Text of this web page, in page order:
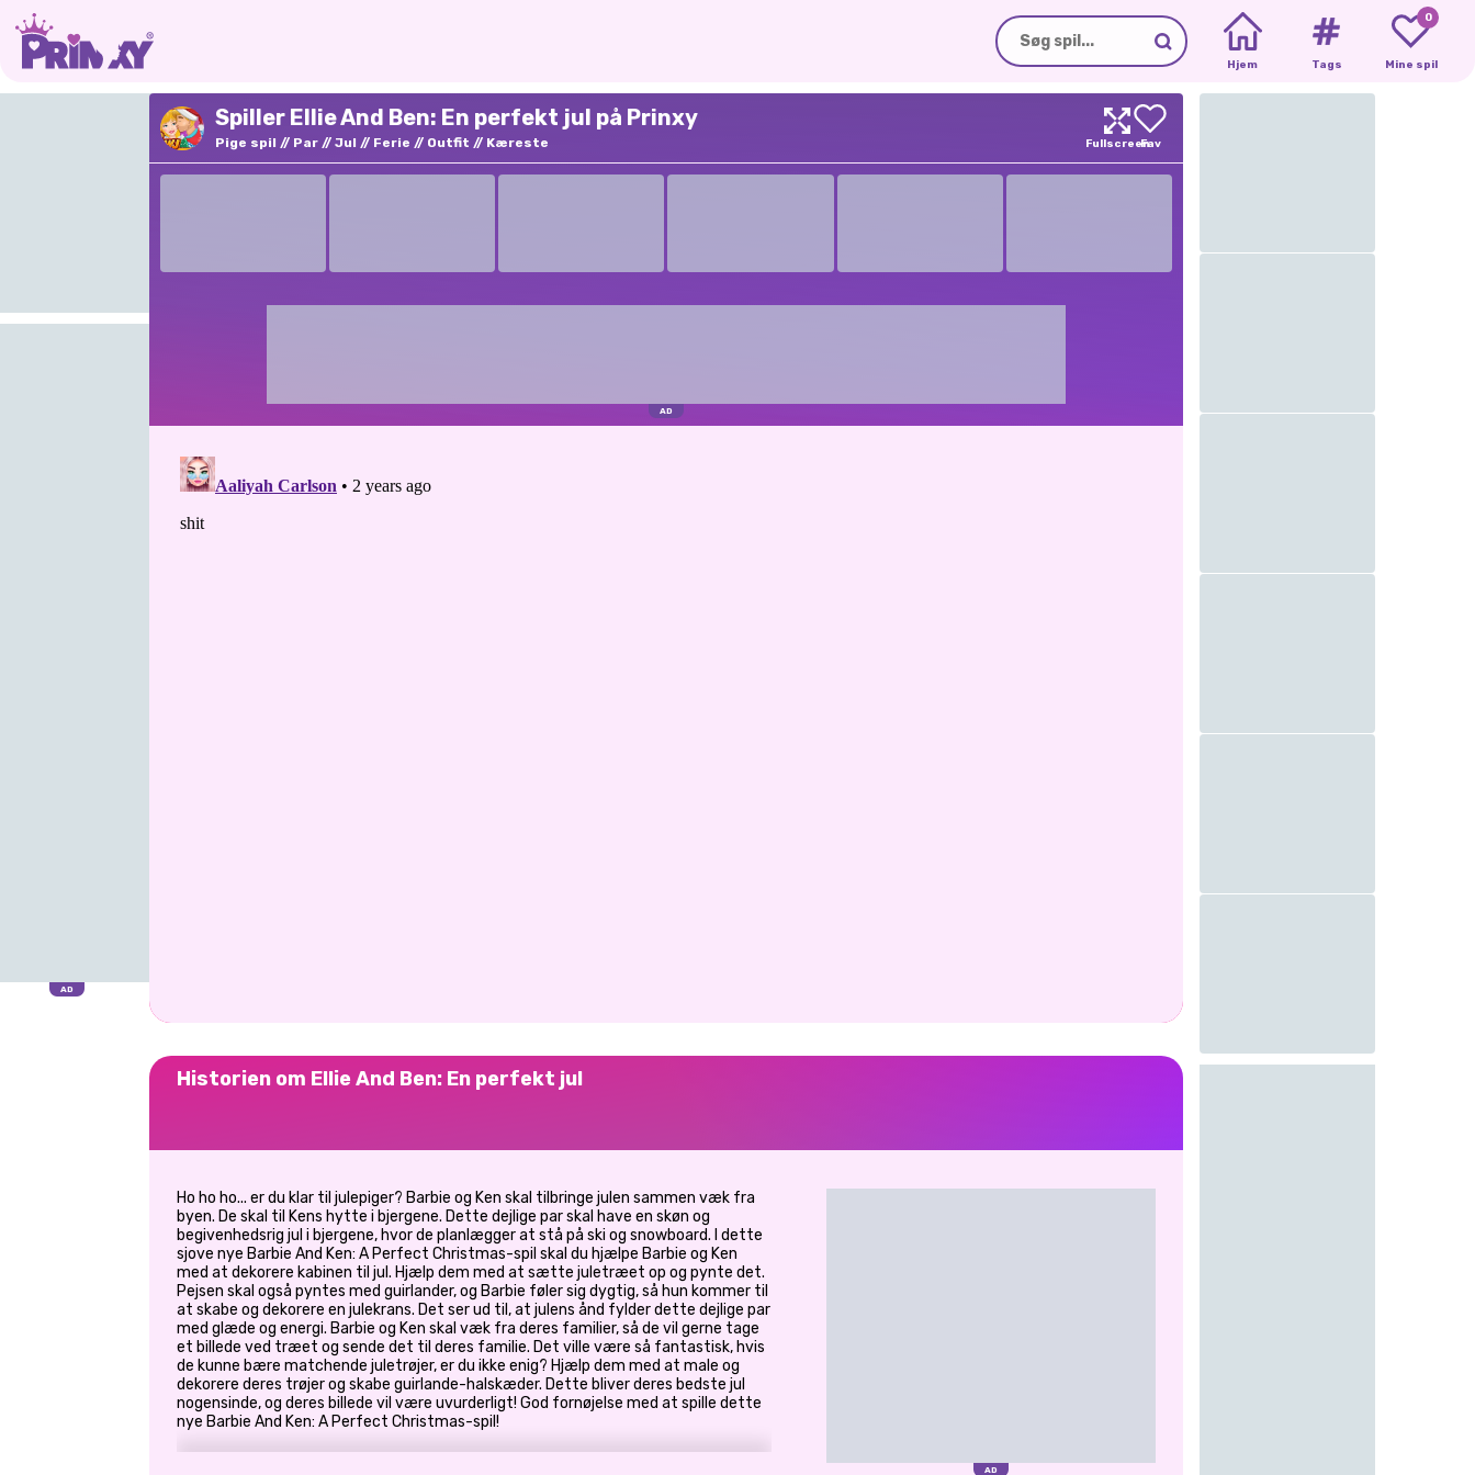
Hjem Tags
0
Mine spil
Spiller Ellie And Ben: En perfekt jul på Prinxy
Pige spil Par Jul Ferie Outfit Kæreste
Historien om Ellie And Ben: En perfekt jul
Ho ho ho... er du klar til julepiger? Barbie og Ken skal tilbringe julen sammen væk fra
byen. De skal til Kens hytte i bjergene. Dette dejlige par skal have en skøn og
begivenhedsrig jul i bjergene, hvor de planlægger at stå på ski og snowboard. I dette
sjove nye Barbie And Ken: A Perfect Christmas-spil skal du hjælpe Barbie og Ken
med at dekorere kabinen til jul. Hjælp dem med at sætte juletræet op og pynte det.
Pejsen skal også pyntes med guirlander, og Barbie føler sig dygtig, så hun kommer til
at skabe og dekorere en julekrans. Det ser ud til, at julens ånd fylder dette dejlige par
med glæde og energi. Barbie og Ken skal væk fra deres familier, så de vil gerne tage
et billede ved træet og sende det til deres familie. Det ville være så fantastisk, hvis
de kunne bære matchende juletrøjer, er du ikke enig? Hjælp dem med at male og
dekorere deres trøjer og skabe guirlande-halskæder. Dette bliver deres bedste jul
nogensinde, og deres billede vil være uvurderligt! God fornøjelse med at spille dette
nye Barbie And Ken: A Perfect Christmas-spil!